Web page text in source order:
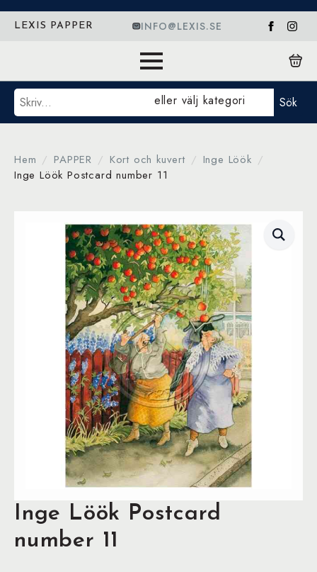
LEXIS PAPPER INFO@LEXIS.SE
Sök eller välj kategori Sök
Hem PAPPER Kort och kuvert
Inge Löök
Inge Löök Postcard number 11
Inge Löök Postcard
number 11